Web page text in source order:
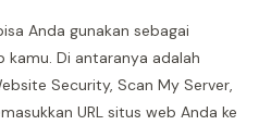
Anda gunakan sebagai
kamu. Di antaranya adalah
Security, Scan My Server,
URL situs web Anda ke